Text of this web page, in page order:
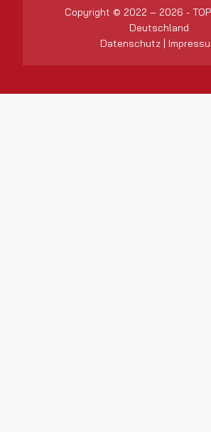
Copyright © 2022 – 2026 - TOP
Deutschland
Datenschutz |